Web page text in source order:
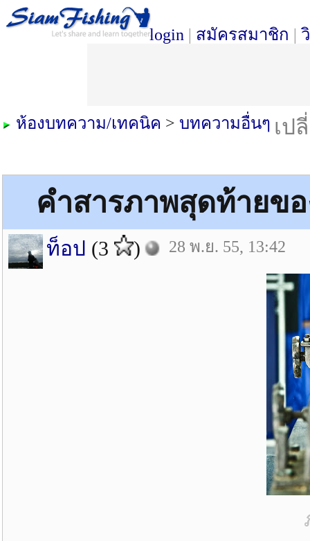
login | สมัครสมาชิก |
เป
ห้องบทความ/เทคนิค > บทความอื่นๆ
คำสารภาพสุดท้ายข
ท็อป (3 ) 28 พ.ย. 55, 13:42